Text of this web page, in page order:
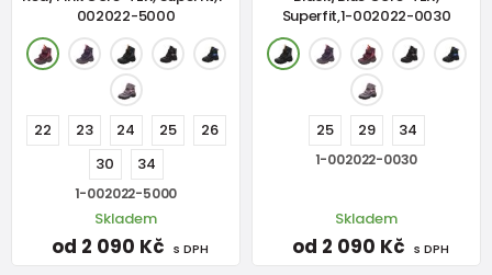
002022-5000
22 23 24 25
26
30
34
1-002022-5000
Skladem
od 2 090 Kč s DPH
Superfit,1-002022-0030
25 29 34
1-002022-0030
Skladem
od 2 090 Kč s DPH